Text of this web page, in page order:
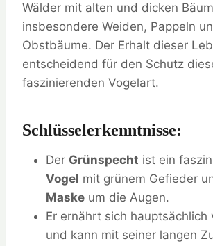
Wälder mit alten und dicken
insbesondere Weiden, Pappeln
Obstbäume. Der Erhalt dieser
entscheidend für den Schutz
faszinierenden Vogelart.
Schlüsselerkenntnisse:
Der Grünspecht ist ein
Vogel mit grünem Gefieder
Maske um die Augen.
Er ernährt sich hauptsächlich
und kann mit seiner langen